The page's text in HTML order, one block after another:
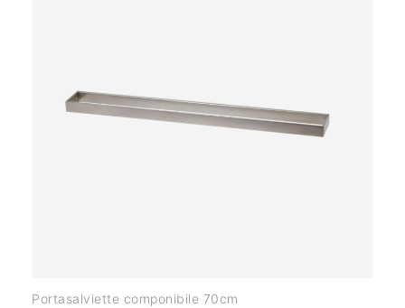
Portasalviette componibile 70cm